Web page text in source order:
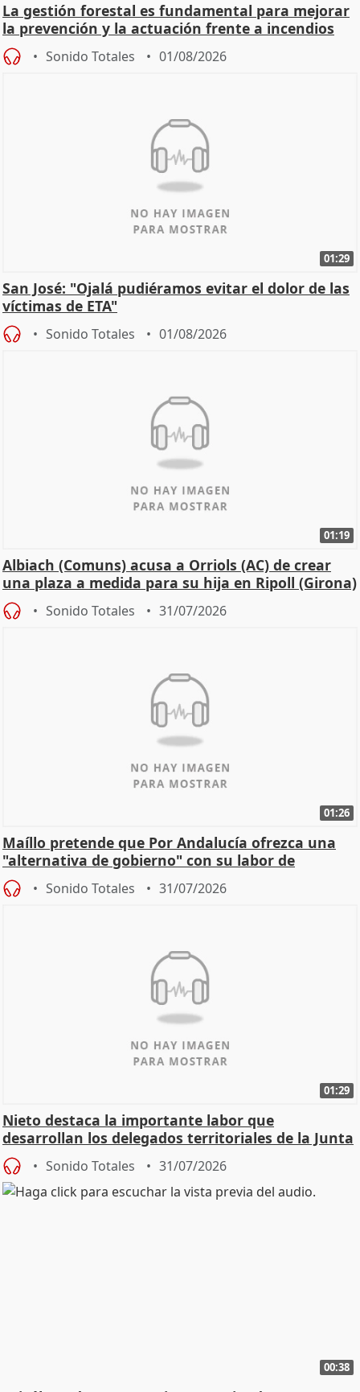
La gestión forestal es fundamental para mejorar
la prevención y la actuación frente a incendios
Sonido Totales 01/08/2026
01:29
San José: "Ojalá pudiéramos evitar el dolor de las
víctimas de ETA"
Sonido Totales 01/08/2026
01:19
Albiach (Comuns) acusa a Orriols (AC) de crear
una plaza a medida para su hija en Ripoll (Girona)
Sonido Totales 31/07/2026
01:26
Maíllo pretende que Por Andalucía ofrezca una
"alternativa de gobierno" con su labor de
oposición
Sonido Totales 31/07/2026
01:29
Nieto destaca la importante labor que
desarrollan los delegados territoriales de la Junta
Sonido Totales 31/07/2026
00:38